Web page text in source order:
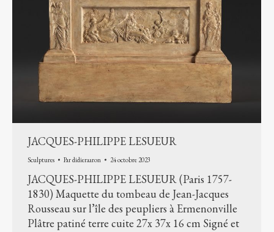
JACQUES-PHILIPPE LESUEUR
Sculptures Pardidieraaron 24 octobre 2023
JACQUES-PHILIPPE LESUEUR (Paris 1757-
1830) Maquette du tombeau de Jean-Jacques
Rousseau sur l’île des peupliers à Ermenonville
Plâtre patiné terre cuite 27x 37x 16 cm Signé et